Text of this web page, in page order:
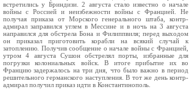
встретились у Бриндизи. 2 августа стало известно о начале
войны с Россией и неизбежности войны с Францией. Не
получая приказа от Морского генерального штаба, контр-
адмирал заправился углем в Мессине и в ночь на 3 августа
направился для обстрела Бона и Филиппвиля; перед выходом
он приказал приготовить корабли на всякий случай к
затоплению. Получив сообщение о начале войны с Францией,
утром 4 августа Сушон обстрелял порты, избранные для
погрузки колониальных войск. В итоге прибытие их во
Францию задержалось на три дня, что было важно в период
решительного германского наступления. В тот же день контр-
адмирал получил приказ идти в Константинополь.